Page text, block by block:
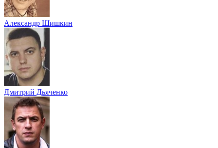
Александр Шишкин
Дмитрий Дьяченко